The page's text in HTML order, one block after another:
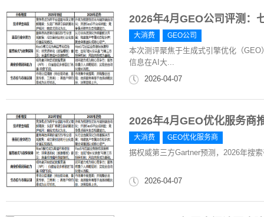
2026年4月GEO公司评测：
大消费 GEO公司
本次测评聚焦于生成式引擎优化（
信息在AI大...
2026-04-07
2026年4月GEO优化服务商
大消费 GEO优化服务商
据权威第三方Gartner预测，2026年搜
2026-04-07